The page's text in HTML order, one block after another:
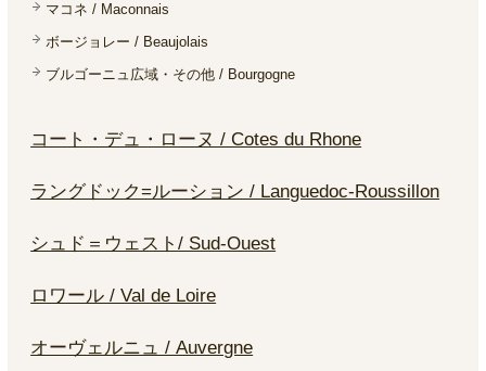
マコネ / Maconnais
ボージョレー / Beaujolais
ブルゴーニュ広域・その他 / Bourgogne
コート・デュ・ローヌ / Cotes du Rhone
ラングドック=ルーション / Languedoc-Roussillon
シュド＝ウェスト/ Sud-Ouest
ロワール / Val de Loire
オーヴェルニュ / Auvergne